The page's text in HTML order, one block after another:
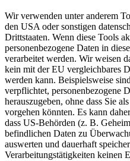
Wir verwenden unter anderem
den USA oder sonstigen
Drittstaaten. Wenn diese Tools
personenbezogene Daten in
verarbeitet werden. Wir weisen
kein mit der EU vergleichbares
werden kann. Beispielsweise
verpflichtet, personenbezogene
herauszugeben, ohne dass Sie
vorgehen könnten. Es kann
dass US-Behörden (z. B.
befindlichen Daten zu
auswerten und dauerhaft
Verarbeitungstätigkeiten keinen